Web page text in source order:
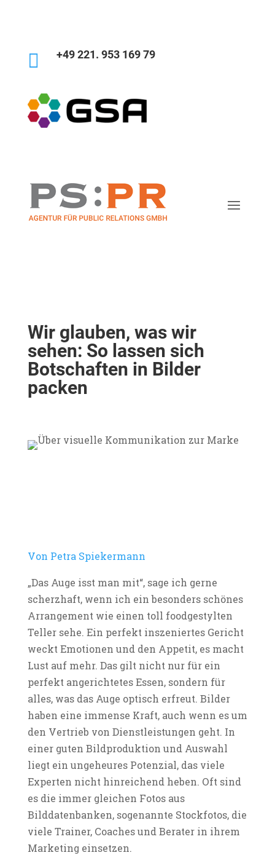
 +49 221. 953 169 79
Wir glauben, was wir
sehen: So lassen sich
Botschaften in Bilder
packen
Von Petra Spiekermann
„Das Auge isst man mit“, sage ich gerne
scherzhaft, wenn ich ein besonders schönes
Arrangement wie einen toll foodgestylten
Teller sehe. Ein perfekt inszeniertes Gericht
weckt Emotionen und den Appetit, es macht
Lust auf mehr. Das gilt nicht nur für ein
perfekt angerichtetes Essen, sondern für
alles, was das Auge optisch erfreut. Bilder
haben eine immense Kraft, auch wenn es um
den Vertrieb von Dienstleistungen geht. In
einer guten Bildproduktion und Auswahl
liegt ein ungeheures Potenzial, das viele
Experten nicht hinreichend heben. Oft sind
es die immer gleichen Fotos aus
Bilddatenbanken, sogenannte Stockfotos, die
viele Trainer, Coaches und Berater in ihrem
Marketing einsetzen.